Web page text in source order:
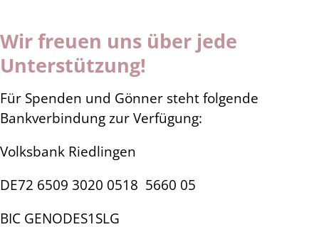
Wir freuen uns über jede
Unterstützung!
Für Spenden und Gönner steht folgende
Bankverbindung zur Verfügung:
Volksbank Riedlingen
DE72 6509 3020 0518 5660 05
BIC GENODES1SLG